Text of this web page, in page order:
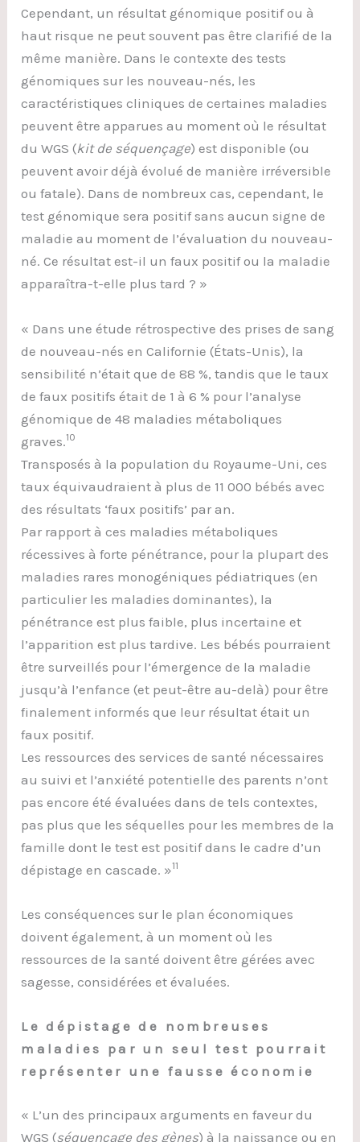
Cependant, un résultat génomique positif ou à
haut risque ne peut souvent pas être clarifié de la
même manière. Dans le contexte des tests
génomiques sur les nouveau-nés, les
caractéristiques cliniques de certaines maladies
peuvent être apparues au moment où le résultat
du WGS (kit de séquençage) est disponible (ou
peuvent avoir déjà évolué de manière irréversible
ou fatale). Dans de nombreux cas, cependant, le
test génomique sera positif sans aucun signe de
maladie au moment de l’évaluation du nouveau-
né. Ce résultat est-il un faux positif ou la maladie
apparaîtra-t-elle plus tard ? »
« Dans une étude rétrospective des prises de sang
de nouveau-nés en Californie (États-Unis), la
sensibilité n’était que de 88 %, tandis que le taux
de faux positifs était de 1 à 6 % pour l’analyse
génomique de 48 maladies métaboliques
graves.10
Transposés à la population du Royaume-Uni, ces
taux équivaudraient à plus de 11 000 bébés avec
des résultats ‘faux positifs’ par an.
Par rapport à ces maladies métaboliques
récessives à forte pénétrance, pour la plupart des
maladies rares monogéniques pédiatriques (en
particulier les maladies dominantes), la
pénétrance est plus faible, plus incertaine et
l’apparition est plus tardive. Les bébés pourraient
être surveillés pour l’émergence de la maladie
jusqu’à l’enfance (et peut-être au-delà) pour être
finalement informés que leur résultat était un
faux positif.
Les ressources des services de santé nécessaires
au suivi et l’anxiété potentielle des parents n’ont
pas encore été évaluées dans de tels contextes,
pas plus que les séquelles pour les membres de la
famille dont le test est positif dans le cadre d’un
dépistage en cascade. »11
Les conséquences sur le plan économiques
doivent également, à un moment où les
ressources de la santé doivent être gérées avec
sagesse, considérées et évaluées.
Le dépistage de nombreuses
maladies par un seul test pourrait
représenter une fausse économie
« L’un des principaux arguments en faveur du
WGS (séquençage des gènes) à la naissance ou en